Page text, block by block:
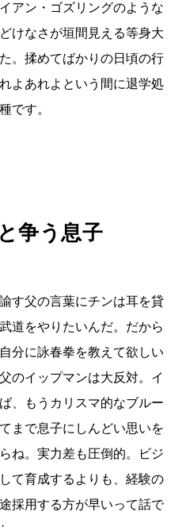
アン・ゴズリングのような
けなさが垣間見える等身大
。揉めてばかりの日頃の行
よあれよという間に退学処
です。
争う息子
す父の言葉にチンは耳を貸
道をやりたいんだ。だから
分に詠春拳を教えて欲しい
のイップマンは大反対。イ
、もうカリスマ的なブルー
まで息子にしんどい思いを
ね。実力差も圧倒的。ビジ
て育成するよりも、経験の
採用する方が早いって話で